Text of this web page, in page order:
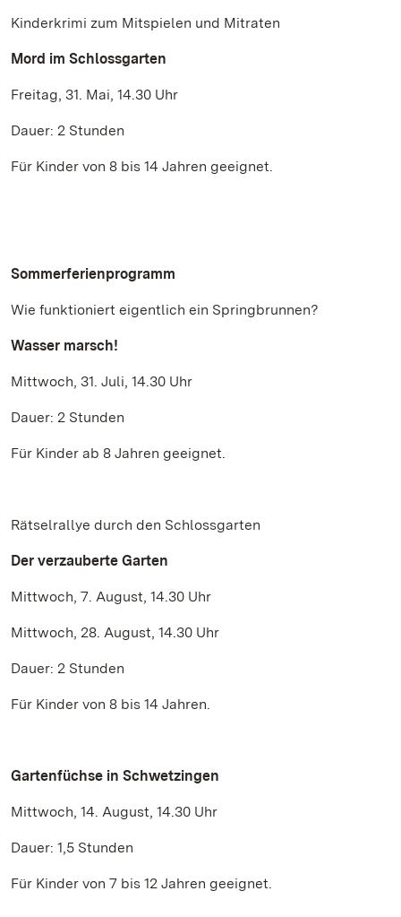
Kinderkrimi zum Mitspielen und Mitraten
Mord im Schlossgarten
Freitag, 31. Mai, 14.30 Uhr
Dauer: 2 Stunden
Für Kinder von 8 bis 14 Jahren geeignet.
Sommerferienprogramm
Wie funktioniert eigentlich ein Springbrunnen?
Wasser marsch!
Mittwoch, 31. Juli, 14.30 Uhr
Dauer: 2 Stunden
Für Kinder ab 8 Jahren geeignet.
Rätselrallye durch den Schlossgarten
Der verzauberte Garten
Mittwoch, 7. August, 14.30 Uhr
Mittwoch, 28. August, 14.30 Uhr
Dauer: 2 Stunden
Für Kinder von 8 bis 14 Jahren.
Gartenfüchse in Schwetzingen
Mittwoch, 14. August, 14.30 Uhr
Dauer: 1,5 Stunden
Für Kinder von 7 bis 12 Jahren geeignet.